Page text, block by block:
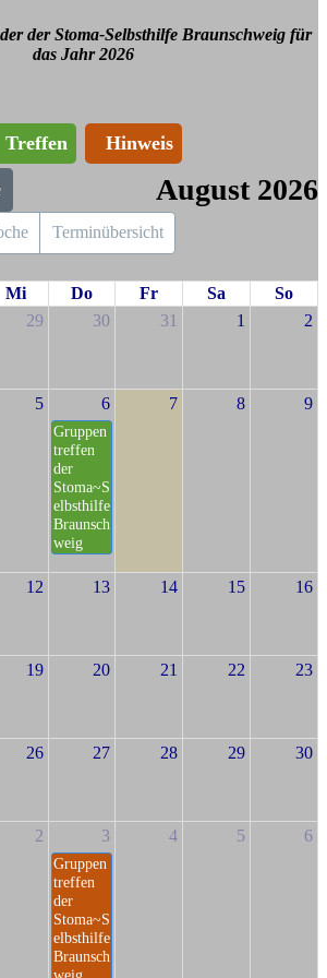
der Stoma-Selbsthilfe Braunschweig für
das Jahr 2026
Treffen Hinweis
August 2026
Terminübersicht
Mi Do Fr Sa
So
29 30 31 1 2
5 6
Gruppen
treffen
der
Stoma~S
elbsthilfe
Braunsch
weig
7 8 9
12 13 14 15 16
19 20 21 22 23
26 27 28 29 30
2 3
Gruppen
treffen
der
Stoma~S
elbsthilfe
Braunsch
weig.
4 5 6